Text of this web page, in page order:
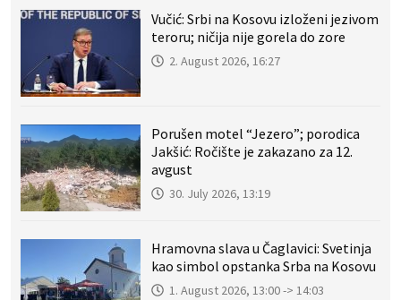
Vučić: Srbi na Kosovu izloženi jezivom
teroru; ničija nije gorela do zore
2. August 2026, 16:27
Porušen motel “Jezero”; porodica
Jakšić: Ročište je zakazano za 12.
avgust
30. July 2026, 13:19
Hramovna slava u Čaglavici: Svetinja
kao simbol opstanka Srba na Kosovu
1. August 2026, 13:00 -> 14:03